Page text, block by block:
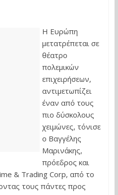
Η Ευρώπη
μετατρέπεται σε
θέατρο
πολεμικών
επιχειρήσεων,
αντιμετωπίζει
έναν από τους
πιο δύσκολους
χειμώνες, τόνισε
ο Βαγγέλης
Μαρινάκης,
πρόεδρος και
& Trading Corp, από το
τους πάντες προς